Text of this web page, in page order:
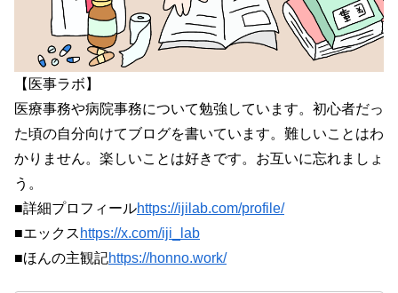
【医事ラボ】
医療事務や病院事務について勉強しています。初心者だっ
た頃の自分向けてブログを書いています。難しいことはわ
かりません。楽しいことは好きです。お互いに忘れましょ
う。
■詳細プロフィールhttps://ijilab.com/profile/
■エックス https://x.com/iji_lab
■ほんの主観記https://honno.work/